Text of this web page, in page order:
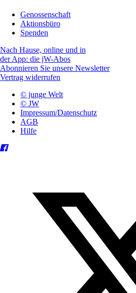
Genossenschaft
Aktionsbüro
Spenden
Nach Hause, online und in
der App: die jW-Abos
Abonnieren Sie unsere Newsletter
Vertrag widerrufen
© junge Welt
© JW
Impressum/Datenschutz
AGB
Hilfe